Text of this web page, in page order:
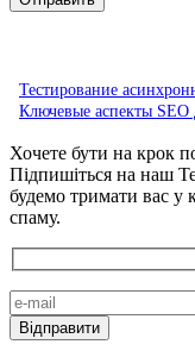
Тестирование
Ключевые аспекты SEO
Хочете бути на крок
Підпишіться на наш
будемо тримати вас у
спаму.